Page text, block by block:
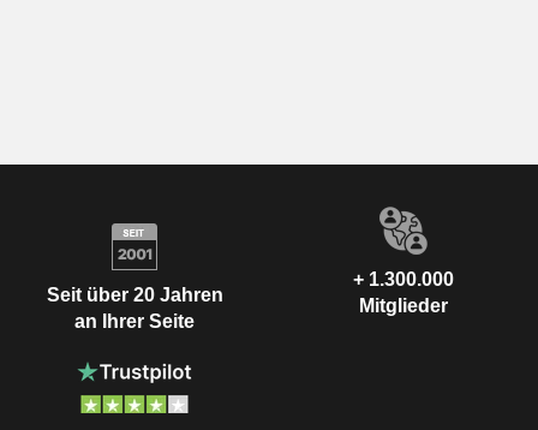
Seit über 20 Jahren
an Ihrer Seite
+ 1.300.000
Mitglieder